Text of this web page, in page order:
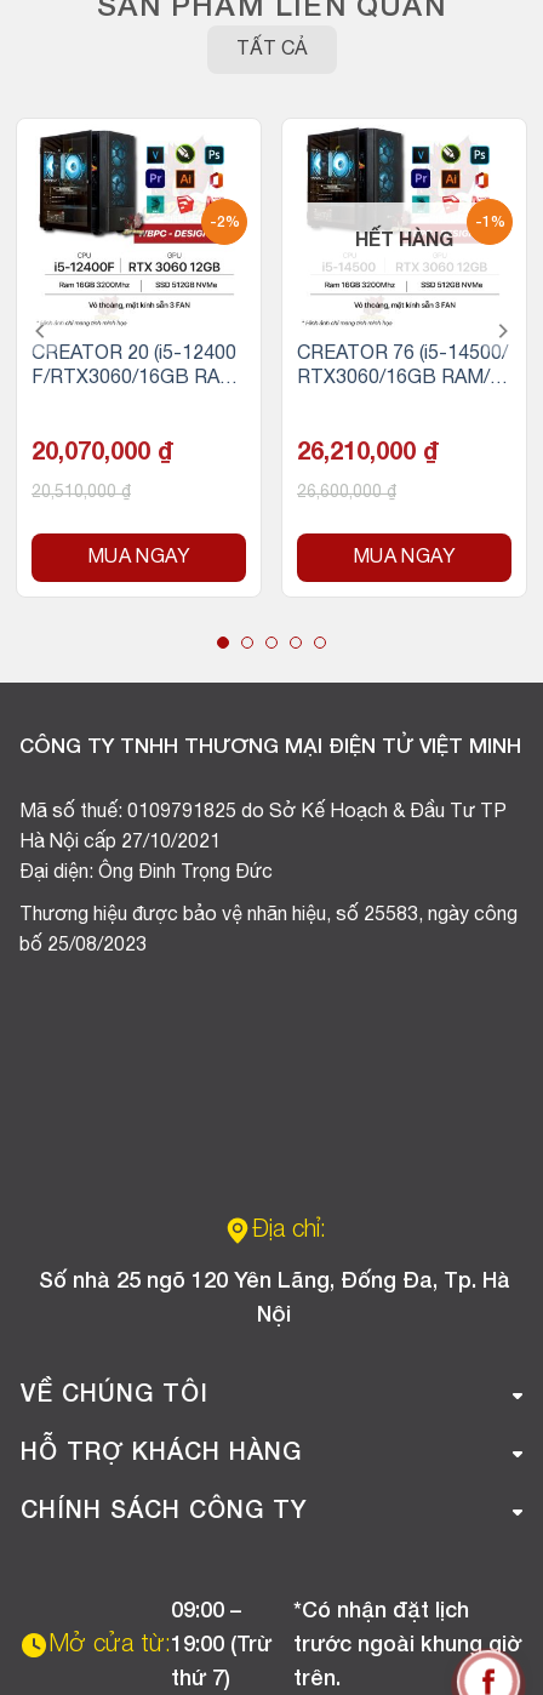
SẢN PHẨM LIÊN QUAN
TẤT CẢ
-2%
CREATOR 20 (i5-12400
F/RTX3060/16GB RAM/
20,070,000 ₫
20,510,000₫
MUA NGAY
-1%
HẾT HÀNG
CREATOR 76 (i5-14500/
RTX3060/16GB RAM/50
26,210,000 ₫
26,600,000₫
MUA NGAY
CÔNG TY TNHH THƯƠNG MẠI ĐIỆN TỬ VIỆT MINH
Mã số thuế: 0109791825 do Sở Kế Hoạch & Đầu Tư TP
Hà Nội cấp 27/10/2021
Đại diện: Ông Đinh Trọng Đức
Thương hiệu được bảo vệ nhãn hiệu, số 25583, ngày công
bố 25/08/2023
Địa chỉ:
Số nhà 25 ngõ 120 Yên Lãng, Đống Đa, Tp. Hà
Nội
VỀ CHÚNG TÔI
Giới thiệu công ty
Tuyển dụng
HỖ TRỢ KHÁCH HÀNG
Hướng dẫn mua hàng online
Chương trình khuyến mãi
CHÍNH SÁCH CÔNG TY
Chính sách bảo hành
Mở cửa từ:
09:00 –
19:00 (Trừ
thứ 7)
*Có nhận đặt lịch
trước ngoài khung giờ
trên.